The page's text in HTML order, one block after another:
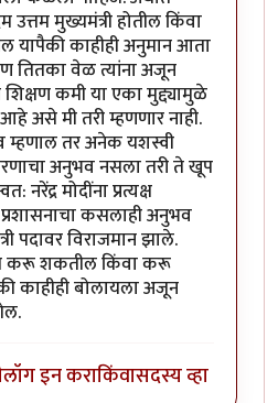
मुख्यमंत्री होतील किंवा
यापैकी काहीही अनुमान आता
तितका वेळ त्यांना अजून
शिक्षण कमी या एका मुद्द्यामुळे
असे मी तरी म्हणणार नाही.
म्हणाल तर अनेक यशस्वी
अनुभव नसला तरी ते खूप
मोदींना प्रत्यक्ष
कसलाही अनुभव
पदावर विराजमान झाले.
करू शकतील किंवा करू
काहीही बोलायला अजून
लॉग इन कराकिंवासदस्य व्हा